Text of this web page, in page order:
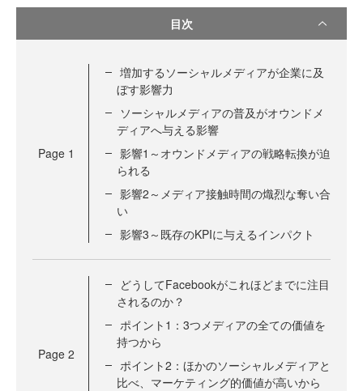
目次
Page 1
増加するソーシャルメディアが企業に及
ぼす影響力
ソーシャルメディアの普及がオウンドメ
ディアへ与える影響
影響1～オウンドメディアの戦略転換が迫
られる
影響2～メディア接触時間の熾烈な奪い合
い
影響3～既存のKPIに与えるインパクト
Page 2
どうしてFacebookがこれほどまでに注目
されるのか？
ポイント1：3つメディアの全ての価値を
持つから
ポイント2：ほかのソーシャルメディアと
比べ、マーケティング的価値が高いから